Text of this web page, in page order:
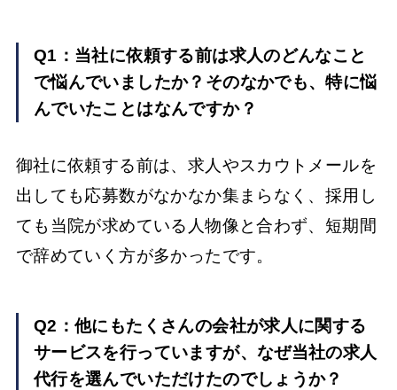
Q1：当社に依頼する前は求人のどんなこと
で悩んでいましたか？そのなかでも、特に悩
んでいたことはなんですか？
御社に依頼する前は、求人やスカウトメールを
出しても応募数がなかなか集まらなく、採用し
ても当院が求めている人物像と合わず、短期間
で辞めていく方が多かったです。
Q2：他にもたくさんの会社が求人に関する
サービスを行っていますが、なぜ当社の求人
代行を選んでいただけたのでしょうか？